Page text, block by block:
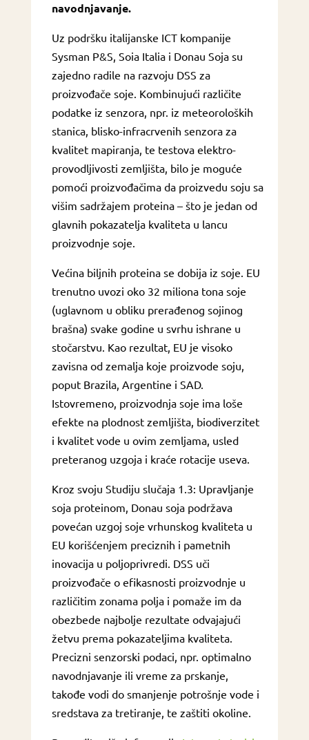
navodnjavanje.
Uz podršku italijanske ICT kompanije
Sysman P&S, Soia Italia i Donau Soja su
zajedno radile na razvoju DSS za
proizvođače soje. Kombinujući različite
podatke iz senzora, npr. iz meteoroloških
stanica, blisko-infracrvenih senzora za
kvalitet mapiranja, te testova elektro-
provodljivosti zemljišta, bilo je moguće
pomoći proizvođačima da proizvedu soju sa
višim sadržajem proteina – što je jedan od
glavnih pokazatelja kvaliteta u lancu
proizvodnje soje.
Većina biljnih proteina se dobija iz soje. EU
trenutno uvozi oko 32 miliona tona soje
(uglavnom u obliku prerađenog sojinog
brašna) svake godine u svrhu ishrane u
stočarstvu. Kao rezultat, EU je visoko
zavisna od zemalja koje proizvode soju,
poput Brazila, Argentine i SAD.
Istovremeno, proizvodnja soje ima loše
efekte na plodnost zemljišta, biodiverzitet
i kvalitet vode u ovim zemljama, usled
preteranog uzgoja i kraće rotacije useva.
Kroz svoju Studiju slučaja 1.3: Upravljanje
soja proteinom, Donau soja podržava
povećan uzgoj soje vrhunskog kvaliteta u
EU korišćenjem preciznih i pametnih
inovacija u poljoprivredi. DSS uči
proizvođače o efikasnosti proizvodnje u
različitim zonama polja i pomaže im da
obezbede najbolje rezultate odvajajući
žetvu prema pokazateljima kvaliteta.
Precizni senzorski podaci, npr. optimalno
navodnjavanje ili vreme za prskanje,
takođe vodi do smanjenje potrošnje vode i
sredstava za tretiranje, te zaštiti okoline.